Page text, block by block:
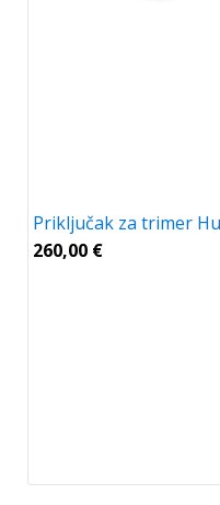
Priključak za trimer
260,00 €